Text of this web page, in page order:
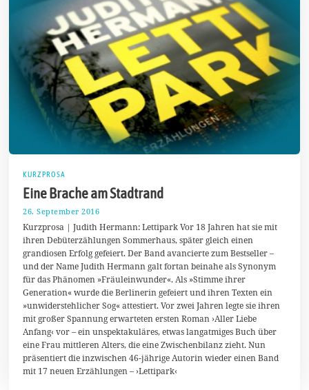
KURZPROSA
Eine Brache am Stadtrand
26. September 2016
.
O
k
t
o
e
r
2
0
1
6
Kurzprosa | Judith Hermann: Lettipark Vor 18 Jahren hat sie mit
ihren Debüterzählungen Sommerhaus, später gleich einen
grandiosen Erfolg gefeiert. Der Band avancierte zum Bestseller –
und der Name Judith Hermann galt fortan beinahe als Synonym
für das Phänomen »Fräuleinwunder«. Als »Stimme ihrer
Generation« wurde die Berlinerin gefeiert und ihren Texten ein
»unwiderstehlicher Sog« attestiert. Vor zwei Jahren legte sie ihren
mit großer Spannung erwarteten ersten Roman ›Aller Liebe
Anfang‹ vor – ein unspektakuläres, etwas langatmiges Buch über
eine Frau mittleren Alters, die eine Zwischenbilanz zieht. Nun
präsentiert die inzwischen 46-jährige Autorin wieder einen Band
mit 17 neuen Erzählungen – ›Lettipark‹